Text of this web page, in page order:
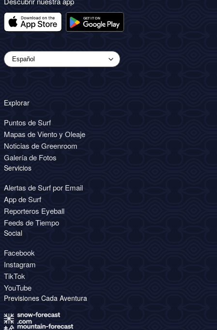
Explorar
Puntos de Surf
Mapas de Viento y Oleaje
Noticias de Greenroom
Galería de Fotos
Servicios
Alertas de Surf por Email
App de Surf
Reporteros Eyeball
Feeds de Tiempo
Social
Facebook
Instagram
TikTok
YouTube
Previsiones Cada Aventura